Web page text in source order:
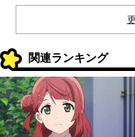
関連ランキング